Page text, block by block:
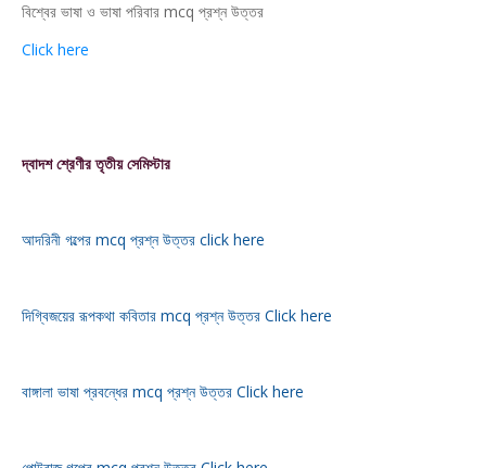
বিশ্বের ভাষা ও ভাষা পরিবার mcq প্রশ্ন উত্তর
Click here
দ্বাদশ শ্রেণীর তৃতীয় সেমিস্টার
আদরিনী গল্পের mcq প্রশ্ন উত্তর click here
দিগ্বিজয়ের রূপকথা কবিতার mcq প্রশ্ন উত্তর Click here
বাঙ্গালা ভাষা প্রবন্ধের mcq প্রশ্ন উত্তর Click here